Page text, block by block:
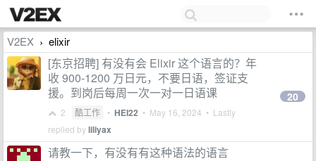
V2EX › elixir
[东京招聘] 有没有会 Elixir 这个语言的？年
收 900-1200 万日元，不要日语，签证支
援。到岗后每周一次一对一日语课
2 酷工作 • HEI22 • May 16, 2024 • Lastly
replied byliliyax
20
请教一下，有没有有这种语法的语言